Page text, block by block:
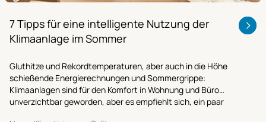
7 Tipps für eine intelligente Nutzung der
Klimaanlage im Sommer
Gluthitze und Rekordtemperaturen, aber auch in die Höhe
schießende Energierechnungen und Sommergrippe:
Klimaanlagen sind für den Komfort in Wohnung und Büro
unverzichtbar geworden, aber es empfiehlt sich, ein paar